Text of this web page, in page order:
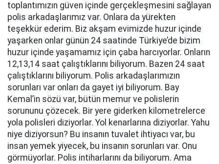
toplantımızın güven içinde gerçekleşmesini sağlayan
polis arkadaşlarımız var. Onlara da yürekten
teşekkür ederim. Biz akşam evimizde huzur içinde
yaşarken onlar günün 24 saatinde Türkiye’de bizim
huzur içinde yaşamamız için çaba harcıyorlar. Onların
12,13,14 saat çalıştıklarını biliyorum. Bazen 24 saat
çalıştıklarını biliyorum. Polis arkadaşlarımızın
sorunları var onları da gayet iyi biliyorum. Bay
Kemal’in sözü var, bütün memur ve polislerin
sorununu çözecek. Bir yere giderken kilometrelerce
yola polisleri diziyorlar. Yol kenarlarına diziyorlar. Yahu
niye diziyorsun? Bu insanın tuvalet ihtiyacı var, bu
insan yemek yiyecek, bu insanın sorunları var. Onu
görmüyorlar. Polis intiharlarını da biliyorum. Ama